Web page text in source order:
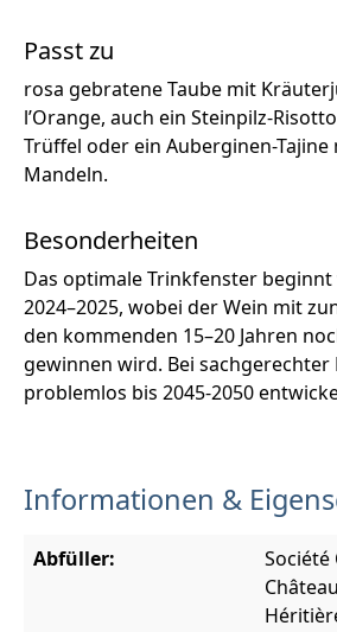
Passt zu
rosa gebratene Taube mit
l’Orange, auch ein Steinpilz-
Trüffel oder ein Auberginen-
Mandeln.
Besonderheiten
Das optimale Trinkfenster
2024–2025, wobei der Wein mit
den kommenden 15–20 Jahren
gewinnen wird. Bei
problemlos bis 2045-2050
Informationen &
Abfüller:
Société